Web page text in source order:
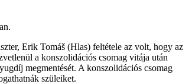
Erik Tomáš (Hlas) feltétele az volt, hogy az
a konszolidációs csomag vitája után
megmentését. A konszolidációs csomag
szüleiket.